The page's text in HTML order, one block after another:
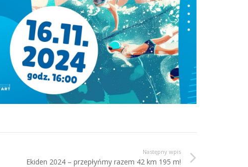
Następny wpis
Ekiden 2024 – przepłyńmy razem 42 km 195 m!